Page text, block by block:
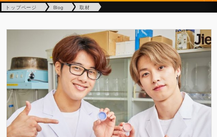
トップページ Blog 取材